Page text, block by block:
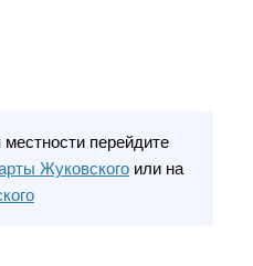
перейдите
Жуковскогоили на